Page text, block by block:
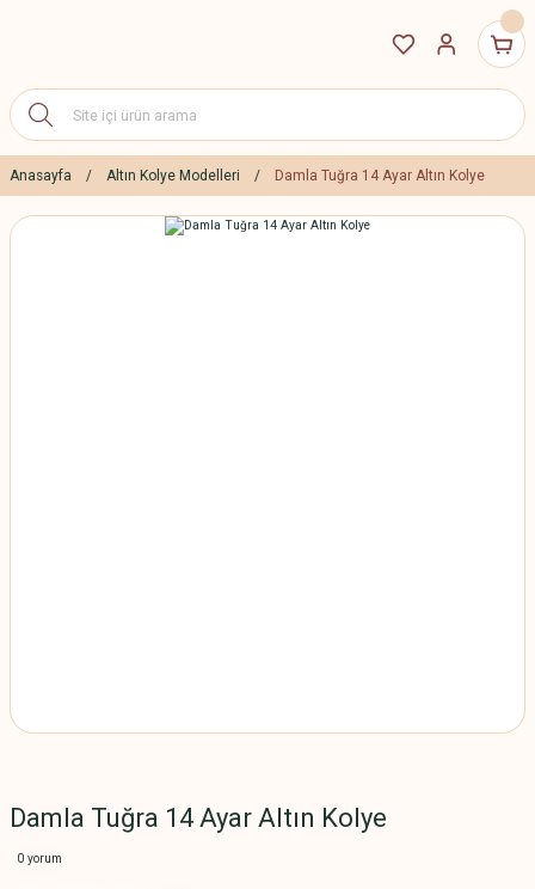
Anasayfa Altın Kolye Modelleri Damla Tuğra 14 Ayar Altın Kolye
Damla Tuğra 14 Ayar Altın Kolye
0 yorum